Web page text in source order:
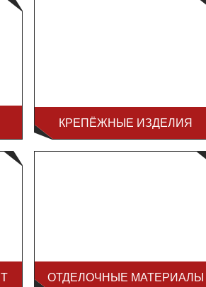
КРЕПЁЖНЫЕ ИЗДЕЛИЯ
ОТДЕЛОЧНЫЕ МАТЕРИАЛЫ